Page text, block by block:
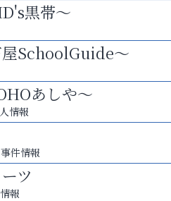
黒帯～
SchoolGuide～
あしや～
情報
件情報
ツ
報